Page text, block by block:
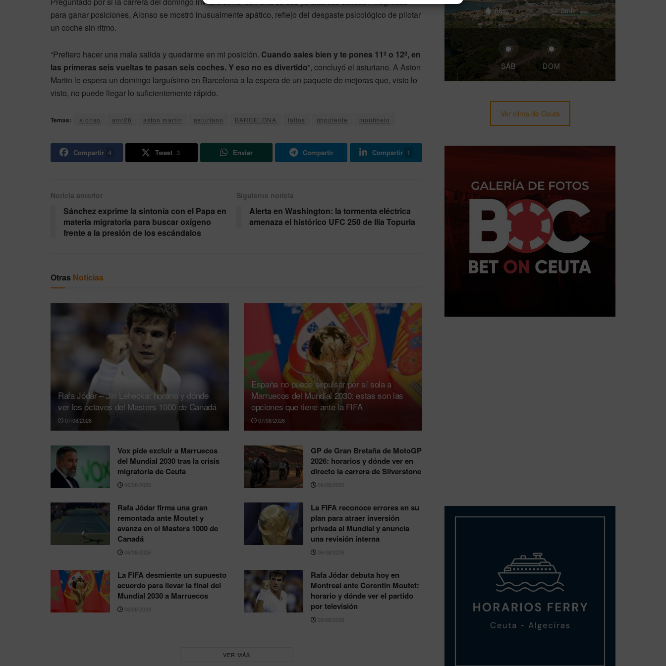
para ganar posiciones, Alonso se mostró inusualmente apático, reflejo del desgaste psicológico de pilotar
un coche sin ritmo.
“Prefiero hacer una mala salida y quedarme en mi posición. Cuando sales bien y te pones 11º o 12º, en
las primeras seis vueltas te pasan seis coches. Y eso no es divertido”, concluyó el asturiano. A Aston
Martin le espera un domingo larguísimo en Barcelona a la espera de un paquete de mejoras que, visto lo
visto, no puede llegar lo suficientemente rápido.
Temas: alonso amr26 aston martin asturiano BARCELONA fallos impotente montmelo
Compartir 4 Tweet 3 Enviar Compartir Compartir 1
Noticia anterior
Sánchez exprime la sintonía con el Papa en
materia migratoria para buscar oxígeno
frente a la presión de los escándalos
Siguiente noticia
Alerta en Washington: la tormenta eléctrica
amenaza el histórico UFC 250 de Ilia Topuria
Otras Noticias
Rafa Jódar – Jiri Lehecka: horario y dónde
ver los octavos del Masters 1000 de Canadá
07/08/2026
España no puede expulsar por sí sola a
Marruecos del Mundial 2030: estas son las
opciones que tiene ante la FIFA
07/08/2026
Vox pide excluir a Marruecos
del Mundial 2030 tras la crisis
migratoria de Ceuta
06/08/2026
GP de Gran Bretaña de MotoGP
2026: horarios y dónde ver en
directo la carrera de Silverstone
06/08/2026
Rafa Jódar firma una gran
remontada ante Moutet y
avanza en el Masters 1000 de
Canadá
06/08/2026
La FIFA reconoce errores en su
plan para atraer inversión
privada al Mundial y anuncia
una revisión interna
06/08/2026
La FIFA desmiente un supuesto
acuerdo para llevar la final del
Mundial 2030 a Marruecos
06/08/2026
Rafa Jódar debuta hoy en
Montreal ante Corentin Moutet:
horario y dónde ver el partido
por televisión
05/08/2026
VER MÁS
88% 9mh
SÁB DOM
Ver clima de Ceuta